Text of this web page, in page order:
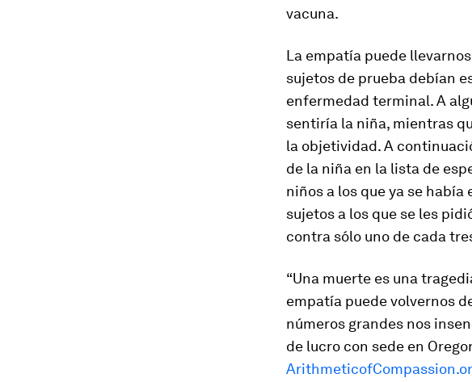
vacuna.
La empatía puede
sujetos de prueba debían
enfermedad terminal. A
sentiría la niña, mientras
la objetividad. A
de la niña en la lista de
niños a los que ya se
sujetos a los que se les
contra sólo uno de cada
“Una muerte es una
empatía puede volvernos
números grandes nos
de lucro con sede en